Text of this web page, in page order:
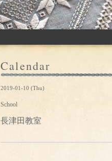
Calendar
2019-01-10 (Thu)
School
長津田教室